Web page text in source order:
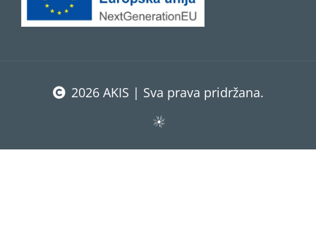
2026 AKIS | Sva prava pridržana.